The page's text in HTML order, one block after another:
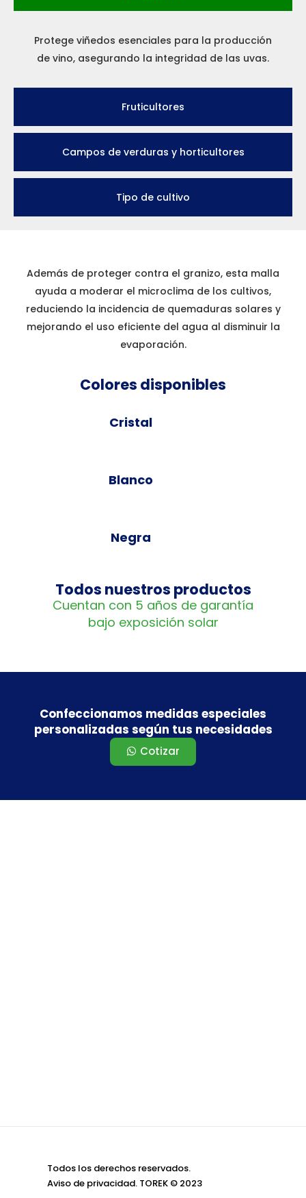
Fruticultores
Campos de verduras y horticultores
Tipo de cultivo
Protege viñedos esenciales para la producción
de vino, asegurando la integridad de las uvas.
Además de proteger contra el granizo, esta malla
ayuda a moderar el microclima de los cultivos,
reduciendo la incidencia de quemaduras solares y
mejorando el uso eficiente del agua al disminuir la
evaporación.
Colores disponibles
Cristal
Blanco
Negra
Todos nuestros productos
Cuentan con 5 años de garantía
bajo exposición solar
Confeccionamos medidas especiales
personalizadas según tus necesidades
Cotizar
Todos los derechos reservados.
Aviso de privacidad. TOREK © 2023